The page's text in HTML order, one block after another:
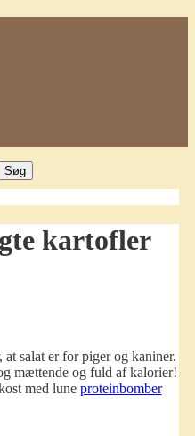
kartofler
salat er for piger og kaniner.
mættende og fuld af kalorier!
med lune proteinbomber